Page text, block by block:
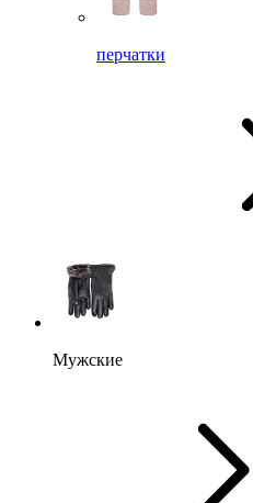
перчатки
Мужские